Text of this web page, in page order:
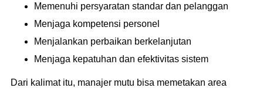
Memenuhi persyaratan standar dan pelanggan
Menjaga kompetensi personel
Menjalankan perbaikan berkelanjutan
Menjaga kepatuhan dan efektivitas sistem
Dari kalimat itu, manajer mutu bisa memetakan area